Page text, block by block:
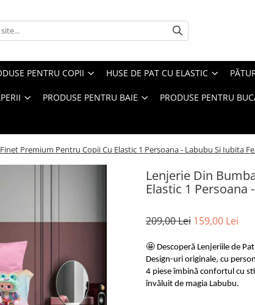
PENTRU COPII HUSE DE PAT CU ELASTIC
PRODUSE PENTRU BAIE PRODUSE PENTRU
Premium Pentru Copii Cu Elastic 1 Persoana - Labubu Si Iubita
Lenjerie Din
Elastic 1 Persoana
209,00 Lei 159,00 Lei
🤩 Descoperă Lenjeriile de
Design-uri originale, cu
4 piese îmbină confortul cu
învăluit de magia Labubu.